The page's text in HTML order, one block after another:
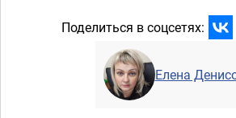
Поделиться в соцсетях:
Елена